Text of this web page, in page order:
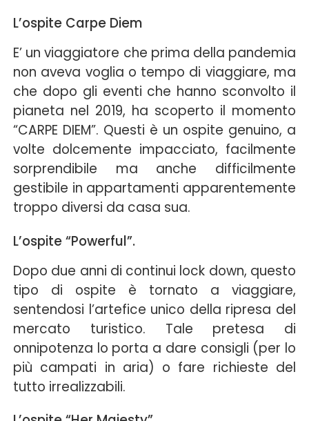
L’ospite Carpe Diem
E’ un viaggiatore che prima della pandemia
non aveva voglia o tempo di viaggiare, ma
che dopo gli eventi che hanno sconvolto il
pianeta nel 2019, ha scoperto il momento
“CARPE DIEM”. Questi è un ospite genuino, a
volte dolcemente impacciato, facilmente
sorprendibile ma anche difficilmente
gestibile in appartamenti apparentemente
troppo diversi da casa sua.
L’ospite “Powerful”.
Dopo due anni di continui lock down, questo
tipo di ospite è tornato a viaggiare,
sentendosi l’artefice unico della ripresa del
mercato turistico. Tale pretesa di
onnipotenza lo porta a dare consigli (per lo
più campati in aria) o fare richieste del
tutto irrealizzabili.